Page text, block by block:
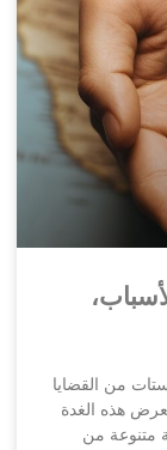
من القضايا
هذه الغدة
متنوعة من